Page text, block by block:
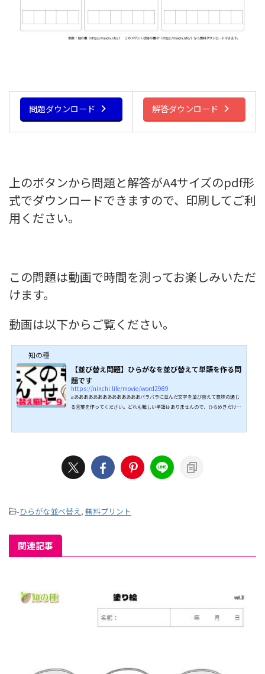
問題ダウンロード 解答ダウンロード
上のボタンから問題と解答がA4サイズのpdf形
式でダウンロードできますので、印刷してご利
用ください。
この問題は動画で時間を測ってお楽しみいただ
けます。
動画は以下からご覧ください。
知の種
【並び替え問題】ひらがなを並び替えて単語を作る問
題です
https://ninchi.life/movie/word2989
aああああああああああああああバラバラに並んだ文字を並び替えて意味の通じ
る言葉を作ってください。どれも難しい単語はありませんので、ひらめきだけが
-ひらがな並べ替え, 無料プリント
関連記事